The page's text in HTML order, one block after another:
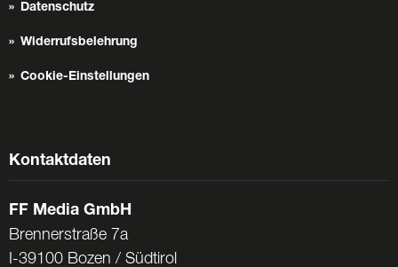
Datenschutz
Widerrufsbelehrung
Cookie-Einstellungen
Kontaktdaten
FF Media GmbH
Brennerstraße 7a
I-39100 Bozen / Südtirol